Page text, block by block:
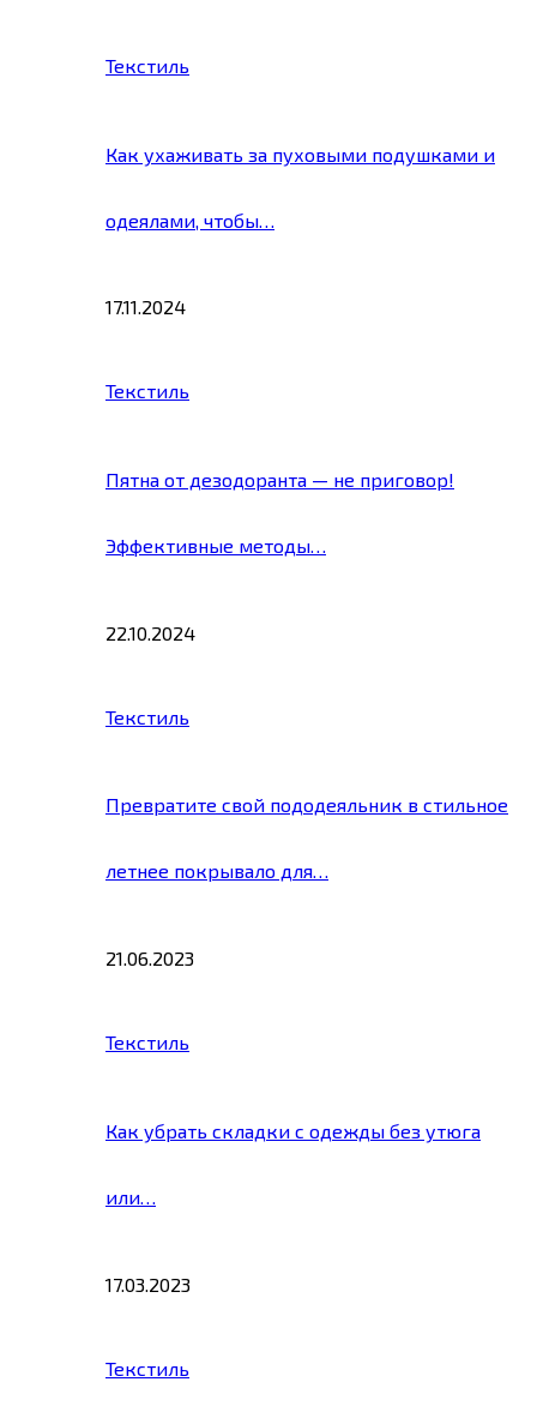
Текстиль
Как ухаживать за пуховыми подушками и
одеялами, чтобы…
17.11.2024
Текстиль
Пятна от дезодоранта — не приговор!
Эффективные методы…
22.10.2024
Текстиль
Превратите свой пододеяльник в стильное
летнее покрывало для…
21.06.2023
Текстиль
Как убрать складки с одежды без утюга
или…
17.03.2023
Текстиль